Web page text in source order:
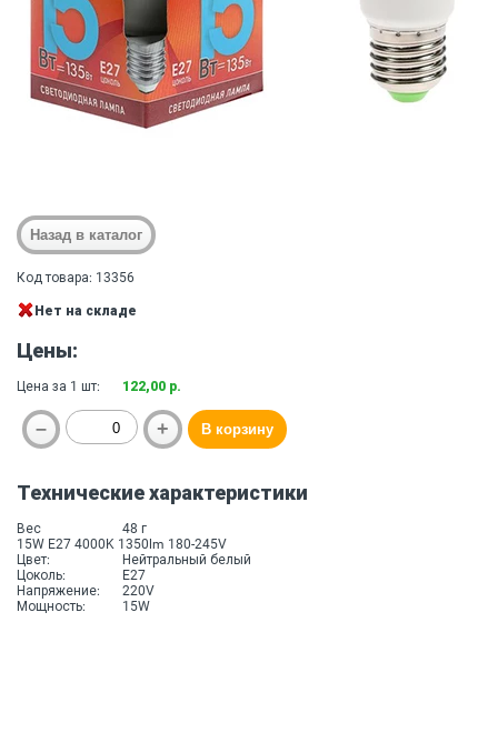
Код товара: 13356
Нет на складе
Цены:
Цена за 1 шт: 122,00 р.
Технические характеристики
Вес
48 г
15W E27 4000K 1350lm 180-245V
Цвет:
Нейтральный белый
Цоколь:
E27
Напряжение:
220V
Мощность:
15W